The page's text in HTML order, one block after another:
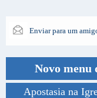
Enviar para um
Novo menu
Apostasia na